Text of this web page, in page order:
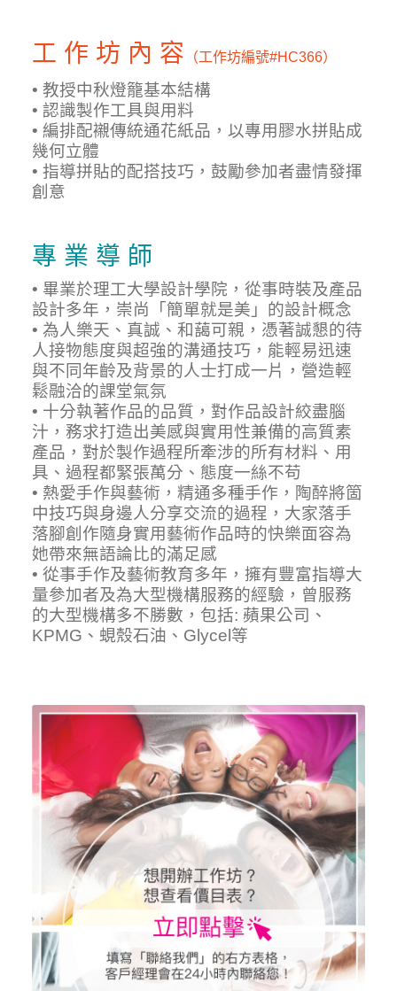
工 作 坊 內 容 （工作坊編號#HC366）
• 教授中秋燈籠基本結構
• 認識製作工具與用料
• 編排配襯傳統通花紙品 ，以專用膠水拼貼成
幾何立體
• 指導拼貼的配搭技巧，鼓勵參加者盡情發揮
創意
專 業 導 師
• 畢業於理工大學設計學院，從事時裝及產品
設計多年，崇尚「簡單就是美」的設計概念
• 為人樂天、真誠、和藹可親，憑著誠懇的待
人接物態度與超強的溝通技巧，能輕易迅速
與不同年齡及背景的人士打成一片，營造輕
鬆融洽的課堂氣氛
• 十分執著作品的品質，對作品設計絞盡腦
汁，務求打造出美感與實用性兼備的高質素
產品，對於製作過程所牽涉的所有材料、用
具、過程都緊張萬分、態度一絲不苟
• 熱愛手作與藝術，精通多種手作，陶醉將箇
中技巧與身邊人分享交流的過程，大家落手
落腳創作隨身實用藝術作品時的快樂面容為
她帶來無語論比的滿足感
• 從事手作及藝術教育多年，擁有豐富指導大
量參加者及為大型機構服務的經驗，曾服務
的大型機構多不勝數，包括: 蘋果公司、
KPMG、蜆殼石油、Glycel等